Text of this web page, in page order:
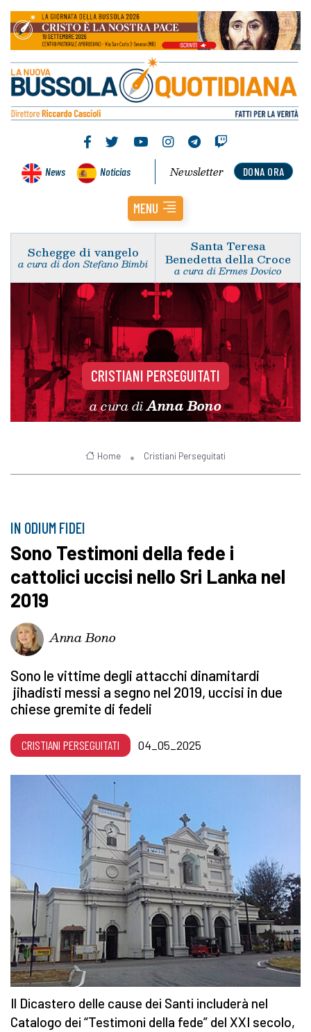
News Noticias DONA ORA
Newsletter
MENU
Schegge di vangelo
a cura di don Stefano Bimbi
Santa Teresa
Benedetta della Croce
a cura di Ermes Dovico
CRISTIANI PERSEGUITATI
a cura diAnna Bono
Home Cristiani Perseguitati
IN ODIUM FIDEI
Sono Testimoni della fede i
cattolici uccisi nello Sri Lanka nel
2019
Anna Bono
Sono le vittime degli attacchi dinamitardi
jihadisti messi a segno nel 2019, uccisi in due
chiese gremite di fedeli
CRISTIANI PERSEGUITATI 04_05_2025
Il Dicastero delle cause dei Santi includerà nel
Catalogo dei “Testimoni della fede” del XXI secolo,